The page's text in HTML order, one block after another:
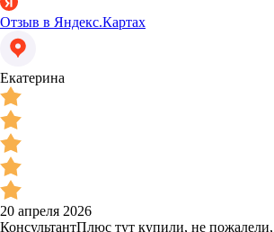
Отзыв в Яндекс.Картах
Екатерина
20 апреля 2026
КонсультантПлюс тут купили, не пожалели,